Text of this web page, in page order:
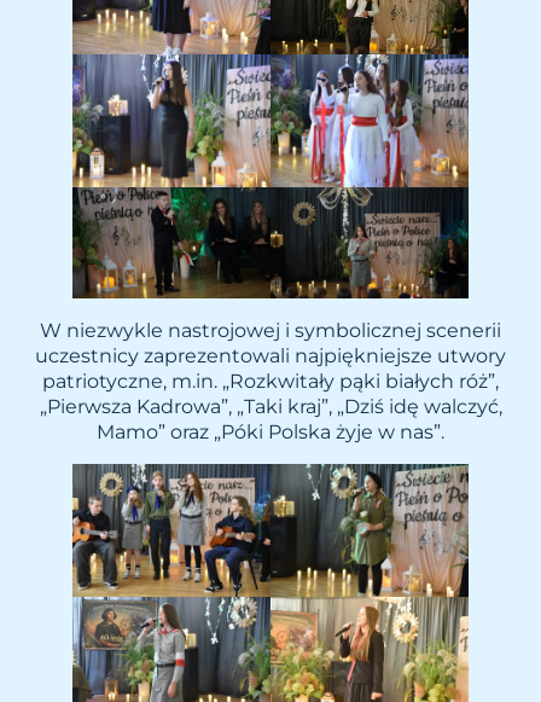
W niezwykle nastrojowej i symbolicznej scenerii
uczestnicy zaprezentowali najpiękniejsze utwory
patriotyczne, m.in. „Rozkwitały pąki białych róż”,
„Pierwsza Kadrowa”, „Taki kraj”, „Dziś idę walczyć,
Mamo” oraz „Póki Polska żyje w nas”.